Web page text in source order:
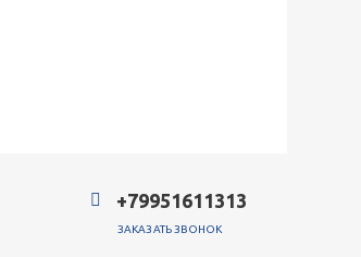
+79951611313
ЗАКАЗАТЬ ЗВОНОК